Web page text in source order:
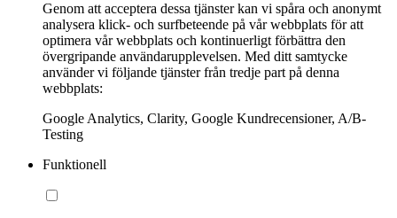
Genom att acceptera dessa tjänster kan vi spåra och anonymt
analysera klick- och surfbeteende på vår webbplats för att
optimera vår webbplats och kontinuerligt förbättra den
övergripande användarupplevelsen. Med ditt samtycke
använder vi följande tjänster från tredje part på denna
webbplats:
Google Analytics, Clarity, Google Kundrecensioner, A/B-
Testing
Funktionell